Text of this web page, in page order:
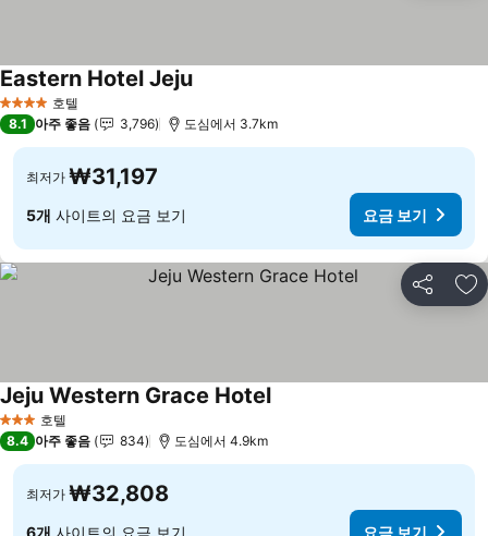
4 성급 호텔
Eastern Hotel Jeju
8.1 아주 좋음 3,796 도심에서 3.7km
최저가 ₩31,197
5개 사이트의 요금 보기 요금 보기
공유 즐
3 성급 호텔
Jeju Western Grace Hotel
8.4 아주 좋음 834 도심에서 4.9km
최저가 ₩32,808
6개 사이트의 요금 보기 요금 보기